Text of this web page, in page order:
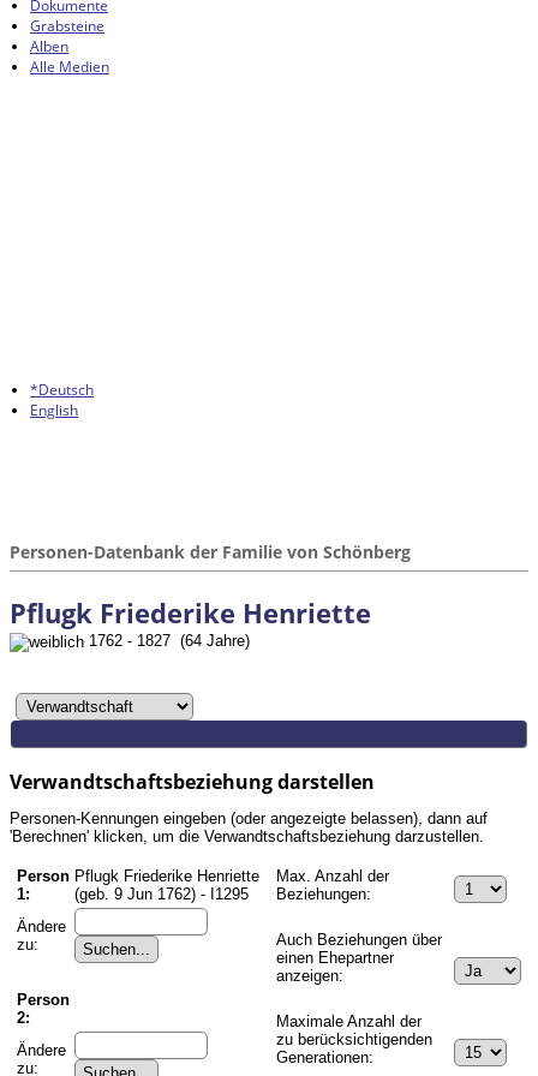
Dokumente
Grabsteine
Alben
Alle Medien
*Deutsch
English
Personen-Datenbank der Familie von Schönberg
Pflugk Friederike Henriette
1762 - 1827 (64 Jahre)
Verwandtschaftsbeziehung darstellen
Personen-Kennungen eingeben (oder angezeigte belassen), dann auf
'Berechnen' klicken, um die Verwandtschaftsbeziehung darzustellen.
Person
1:
Pflugk Friederike Henriette
(geb. 9 Jun 1762) - I1295
Ändere
zu:
Person
2:
Ändere
zu:
Max. Anzahl der
Beziehungen:
Auch Beziehungen über
einen Ehepartner
anzeigen:
Maximale Anzahl der
zu berücksichtigenden
Generationen: